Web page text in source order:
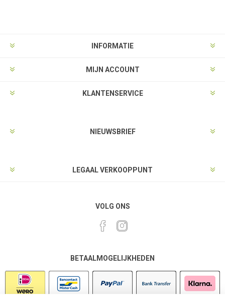
INFORMATIE
MIJN ACCOUNT
KLANTENSERVICE
NIEUWSBRIEF
LEGAAL VERKOOPPUNT
VOLG ONS
BETAALMOGELIJKHEDEN